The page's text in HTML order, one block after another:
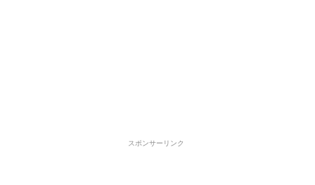
スポンサーリンク